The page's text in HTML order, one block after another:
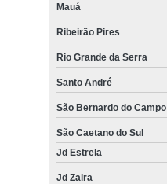
Mauá
Ribeirão Pires
Rio Grande da Serra
Santo André
São Bernardo do Campo
São Caetano do Sul
Jd Estrela
Jd Zaira